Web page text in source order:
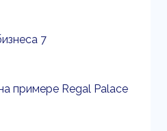
7
примере Regal Palace